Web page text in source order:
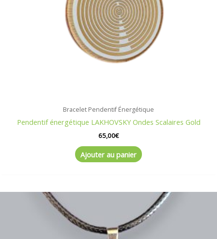
Bracelet Pendentif Énergétique
Pendentif énergétique LAKHOVSKY Ondes Scalaires Gold
65,00€
Ajouter au panier